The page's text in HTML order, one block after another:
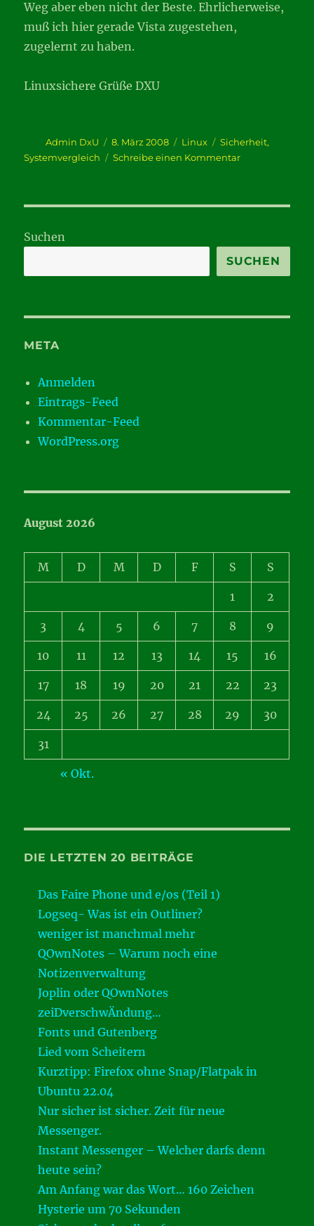
Weg aber eben nicht der Beste. Ehrlicherweise,
muß ich hier gerade Vista zugestehen,
zugelernt zu haben.
Linuxsichere Grüße DXU
Autor
Admin DxU
Veröffentlicht
am
8. März 2008 Kategorien
Linux Schlagwörter
Sicherheit,
Systemvergleich
Schreibe einen Kommentarzu
Suchen
SUCHEN
META
Anmelden
Eintrags-Feed
Kommentar-Feed
WordPress.org
August 2026
M D M D F S S
1 2
3 4 5 6 7 8 9
10 11 12 13 14 15 16
17 18 19 20 21 22 23
24 25 26 27 28 29 30
31
« Okt.
DIE LETZTEN 20 BEITRÄGE
Das Faire Phone und e/os (Teil 1)
Logseq- Was ist ein Outliner?
weniger ist manchmal mehr
QOwnNotes – Warum noch eine
Notizenverwaltung
Joplin oder QOwnNotes
zeiDverschwÄndung…
Fonts und Gutenberg
Lied vom Scheitern
Kurztipp: Firefox ohne Snap/Flatpak in
Ubuntu 22.04
Nur sicher ist sicher. Zeit für neue
Messenger.
Instant Messenger – Welcher darfs denn
heute sein?
Am Anfang war das Wort… 160 Zeichen
Hysterie um 70 Sekunden